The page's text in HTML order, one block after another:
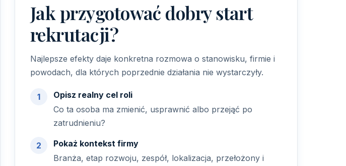
Jak przygotować dobry start
rekrutacji?
Najlepsze efekty daje konkretna rozmowa o stanowisku, firmie i
powodach, dla których poprzednie działania nie wystarczyły.
Opisz realny cel roli
Co ta osoba ma zmienić, usprawnić albo przejąć po
zatrudnieniu?
Pokaż kontekst firmy
Branża, etap rozwoju, zespół, lokalizacja, przełożony i